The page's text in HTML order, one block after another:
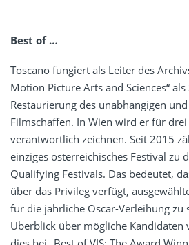
Best of …
Toscano fungiert als Leiter des
Motion Picture Arts and Sciences“
Restaurierung des unabhängigen
Filmschaffen. In Wien wird er für
verantwortlich zeichnen. Seit 2015
einziges österreichisches Festival zu
Qualifying Festivals. Das bedeutet,
über das Privileg verfügt,
für die jährliche Oscar-Verleihung zu
Überblick über mögliche Kandidaten